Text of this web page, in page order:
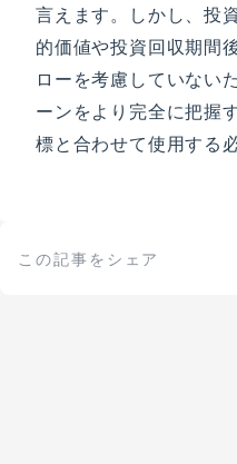
言えます。しかし、投
的価値や投資回収期間
ローを考慮していない
ーンをより完全に把握
標と合わせて使用する
この記事をシェア